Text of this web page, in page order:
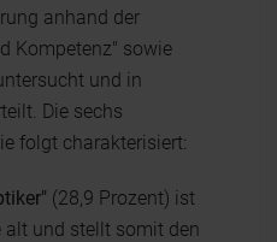
anhand der
Kompetenz" sowie
und in
Die sechs
folgt charakterisiert:
(28,9 Prozent) ist
und stellt somit den